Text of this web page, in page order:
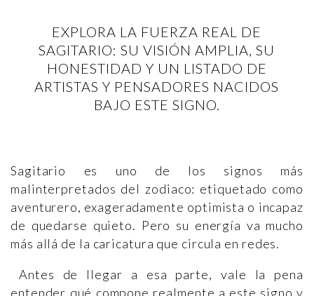
EXPLORA LA FUERZA REAL DE
SAGITARIO: SU VISIÓN AMPLIA, SU
HONESTIDAD Y UN LISTADO DE
ARTISTAS Y PENSADORES NACIDOS
BAJO ESTE SIGNO.
Sagitario es uno de los signos más
malinterpretados del zodiaco: etiquetado como
aventurero, exageradamente optimista o incapaz
de quedarse quieto. Pero su energía va mucho
más allá de la caricatura que circula en redes.
Antes de llegar a esa parte, vale la pena
entender qué compone realmente a este signo y